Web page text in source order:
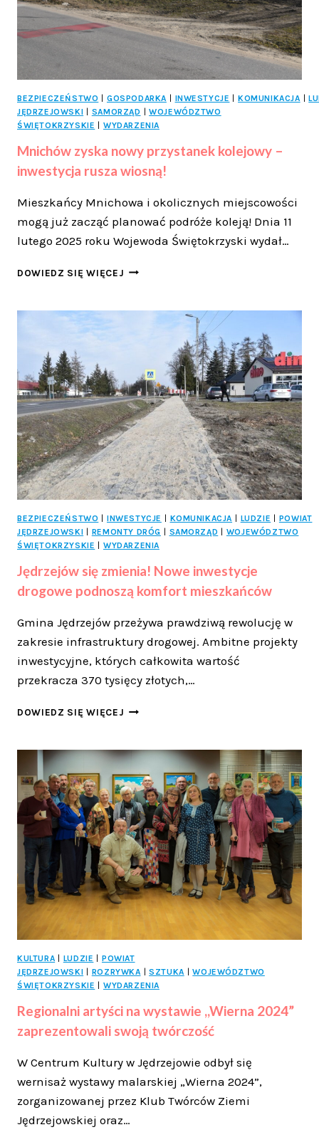
BEZPIECZEŃSTWO | GOSPODARKA | INWESTYCJE | KOMUNIKACJA |
JĘDRZEJOWSKI | SAMORZĄD | WOJEWÓDZTWO
ŚWIĘTOKRZYSKIE | WYDARZENIA
Mnichów zyska nowy przystanek kolejowy –
inwestycja rusza wiosną!
Mieszkańcy Mnichowa i okolicznych miejscowości
mogą już zacząć planować podróże koleją! Dnia 11
lutego 2025 roku Wojewoda Świętokrzyski wydał…
DOWIEDZ SIĘ WIĘCEJ MNICHÓW
PRZYSTANEK
KOLEJOWY
INWESTYCJA
RUSZA
WIOSNĄ!
BEZPIECZEŃSTWO INWESTYCJE KOMUNIKACJA LUDZIE
POWIAT
JĘDRZEJOWSKI
REMONTY DRÓG SAMORZĄD
WOJEWÓDZTWO
ŚWIĘTOKRZYSKIE
WYDARZENIA
Jędrzejów się zmienia! Nowe inwestycje
drogowe podnoszą komfort mieszkańców
Gmina Jędrzejów przeżywa prawdziwą rewolucję w
zakresie infrastruktury drogowej. Ambitne projekty
inwestycyjne, których całkowita wartość
przekracza 370 tysięcy złotych,…
DOWIEDZ SIĘ WIĘCEJ JĘDRZEJÓW
NOWE
INWESTYCJE
DROGOWE
PODNOSZĄ
KOMFORT
MIESZKAŃCÓW
KULTURA LUDZIE
POWIAT
JĘDRZEJOWSKI
ROZRYWKA SZTUKA
WOJEWÓDZTWO
ŚWIĘTOKRZYSKIE
WYDARZENIA
Regionalni artyści na wystawie ,,Wierna 2024”
zaprezentowali swoją twórczość
W Centrum Kultury w Jędrzejowie odbył się
wernisaż wystawy malarskiej „Wierna 2024”,
zorganizowanej przez Klub Twórców Ziemi
Jędrzejowskiej oraz…